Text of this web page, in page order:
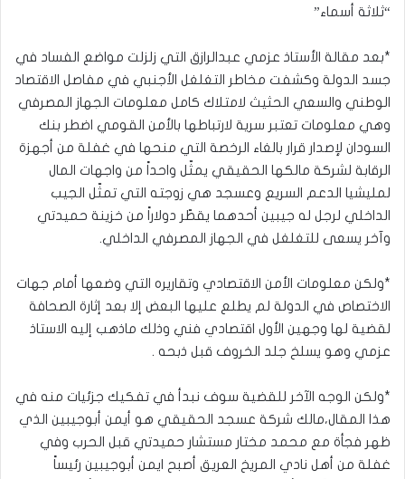
“ثلاثة أسماء”
*بعد مقالة الأستاذ عزمي عبدالرازق التي زلزلت مواضع الفساد في
جسد الدولة وكشفت مخاطر التغلغل الأجنبي في مفاصل الاقتصاد
الوطني والسعي الحثيث لامتلاك كامل معلومات الجهاز المصرفي
وهي معلومات تعتبر سرية لارتباطها بالأمن القومي اضطر بنك
السودان لإصدار قرار بالغاء الرخصة التي منحها في غفلة من أجهزة
الرقابة لشركة مالكها الحقيقي يمثّل واحداً من واجهات المال
لمليشيا الدعم السريع وعسجد هي زوجته التي تمثّل الجيب
الداخلي لرجل له جيبين أحدهما يقطّر دولاراً من خزينة حميدتي
وآخر يسعى للتغلغل في الجهاز المصرفي الداخلي.
*ولكن معلومات الأمن الاقتصادي وتقاريره التي وضعها أمام جهات
الاختصاص في الدولة لم يطلع عليها البعض إلا بعد إثارة الصحافة
لقضية لها وجهين الأول اقتصادي فني وذلك ماذهب إليه الاستاذ
عزمي وهو يسلخ جلد الخروف قبل ذبحه .
*ولكن الوجه الآخر للقضية سوف نبدأ في تفكيك جزئيات منه في
هذا المقال،مالك شركة عسجد الحقيقي هو أيمن أبوجيبين الذي
ظهر فجأة مع محمد مختار مستشار حميدتي قبل الحرب وفي
غفلة من أهل نادي المريخ العريق أصبح ايمن أبوجيبين رئيساً